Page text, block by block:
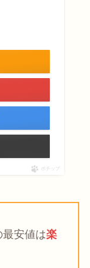
ポチップ
最安値は楽